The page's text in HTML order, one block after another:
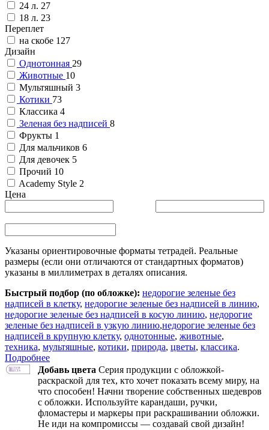
24 л. 27
18 л. 23
Переплет
на скобе 127
Дизайн
Однотонная 29
Животные 10
Мультяшный 3
Котики 73
Классика 4
Зеленая без надписей 8
Фрукты 1
Для мальчиков 6
Для девочек 5
Прочий 10
Academy Style 2
Цена
Указаны ориентировочные форматы тетрадей. Реальные
размеры (если они отличаются от стандартных форматов)
указаны в миллиметрах в деталях описания.
Быстрый подбор (по обложке): недорогие зеленые без
надписей в клетку, недорогие зеленые без надписей в линию,
недорогие зеленые без надписей в косую линию, недорогие
зеленые без надписей в узкую линию,недорогие зеленые без
надписей в крупную клетку, однотонные, животные,
техника, мультяшные, котики, природа, цветы, классика.
Подробнее
Добавь цвета Серия продукции с обложкой-
раскраской для тех, кто хочет показать всему миру, на
что способен! Начни творение собственных шедевров
с обложки. Используйте карандаши, ручки,
фломастеры и маркеры при раскрашивании обложки.
Не иди на компромиссы — создавай свой дизайн!